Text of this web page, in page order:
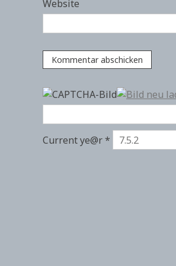
Website
Current ye@r*